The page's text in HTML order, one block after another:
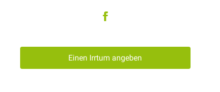
Einen Irrtum angeben